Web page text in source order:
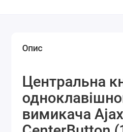
Опис
Центральна
вимикача Ajax